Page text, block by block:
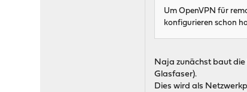
Um OpenVPN für
konfigurieren schon
Naja zunächst baut die
Glasfaser).
Dies wird als